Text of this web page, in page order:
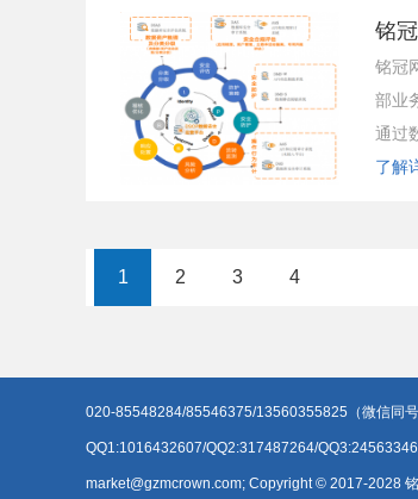
铭
铭冠
部业
通过
了解
1 2 3 4
020-85548284/85546375/13560355825（微信同号
QQ1:1016432607/QQ2:317487264/
market@gzmcrown.com; Copyright © 2017-2028